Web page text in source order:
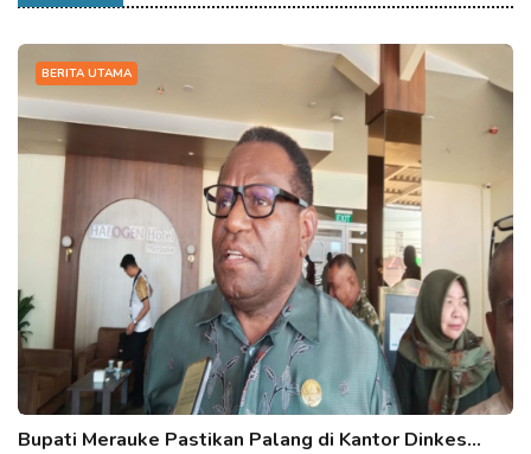
BERITA UTAMA
Bupati Merauke Pastikan Palang di Kantor Dinkes…